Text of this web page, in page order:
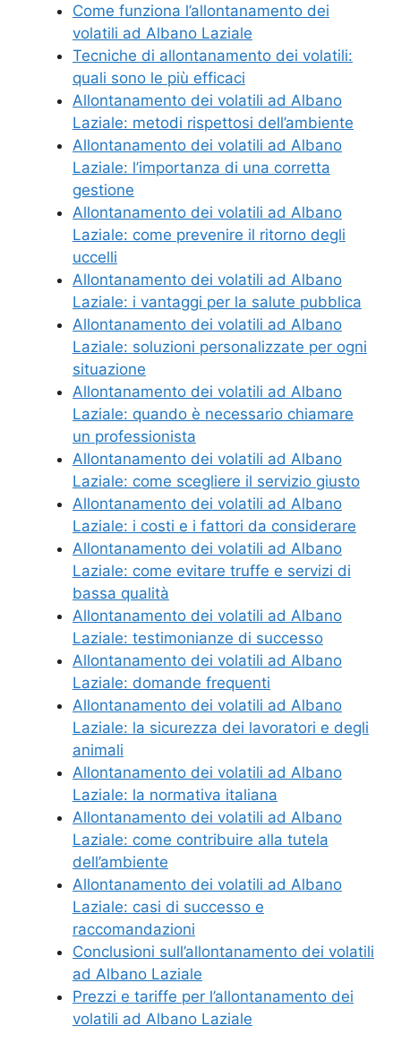
Come funziona l’allontanamento dei
volatili ad Albano Laziale
Tecniche di allontanamento dei volatili:
quali sono le più efficaci
Allontanamento dei volatili ad Albano
Laziale: metodi rispettosi dell’ambiente
Allontanamento dei volatili ad Albano
Laziale: l’importanza di una corretta
gestione
Allontanamento dei volatili ad Albano
Laziale: come prevenire il ritorno degli
uccelli
Allontanamento dei volatili ad Albano
Laziale: i vantaggi per la salute pubblica
Allontanamento dei volatili ad Albano
Laziale: soluzioni personalizzate per ogni
situazione
Allontanamento dei volatili ad Albano
Laziale: quando è necessario chiamare
un professionista
Allontanamento dei volatili ad Albano
Laziale: come scegliere il servizio giusto
Allontanamento dei volatili ad Albano
Laziale: i costi e i fattori da considerare
Allontanamento dei volatili ad Albano
Laziale: come evitare truffe e servizi di
bassa qualità
Allontanamento dei volatili ad Albano
Laziale: testimonianze di successo
Allontanamento dei volatili ad Albano
Laziale: domande frequenti
Allontanamento dei volatili ad Albano
Laziale: la sicurezza dei lavoratori e degli
animali
Allontanamento dei volatili ad Albano
Laziale: la normativa italiana
Allontanamento dei volatili ad Albano
Laziale: come contribuire alla tutela
dell’ambiente
Allontanamento dei volatili ad Albano
Laziale: casi di successo e
raccomandazioni
Conclusioni sull’allontanamento dei volatili
ad Albano Laziale
Prezzi e tariffe per l’allontanamento dei
volatili ad Albano Laziale